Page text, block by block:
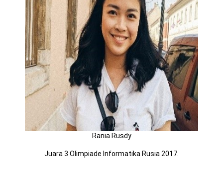
Rania Rusdy
Juara 3 Olimpiade Informatika Rusia 2017.